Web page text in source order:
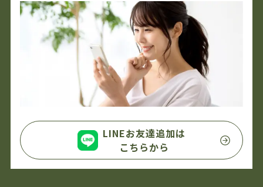
LINEお友達追加は
こちらから